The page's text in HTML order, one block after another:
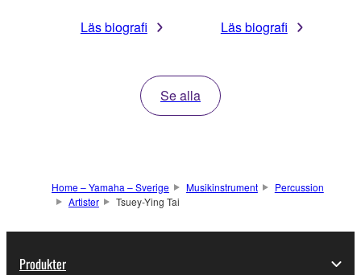
Läs biografi Läs biografi
Se alla
Home – Yamaha – Sverige Musikinstrument
Percussion
Artister
Tsuey-Ying Tai
Produkter